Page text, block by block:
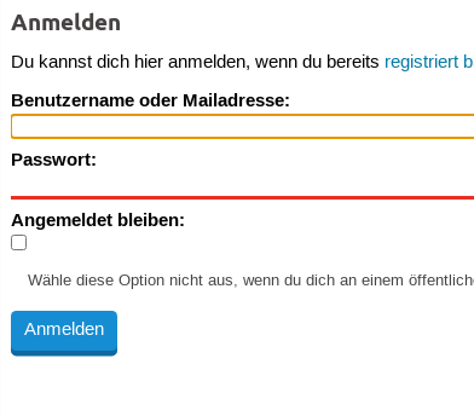
Anmelden
Du kannst dich hier anmelden, wenn du bereits registriert
Benutzername oder Mailadresse:
Passwort:
Angemeldet bleiben:
Wähle diese Option nicht aus, wenn du dich an einem